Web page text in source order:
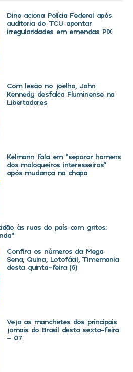
Dino aciona Polícia Federal após
auditoria do TCU apontar
irregularidades em emendas PIX
Com lesão no joelho, John
Kennedy desfalca Fluminense na
Libertadores
Kelmann fala em “separar homens
dos maloqueiros interesseiros”
após mudança na chapa
às ruas do país com gritos:
Confira os números da Mega
Sena, Quina, Lotofácil, Timemania
desta quinta-feira (6)
Veja as manchetes dos principais
jornais do Brasil desta sexta-feira
– 07